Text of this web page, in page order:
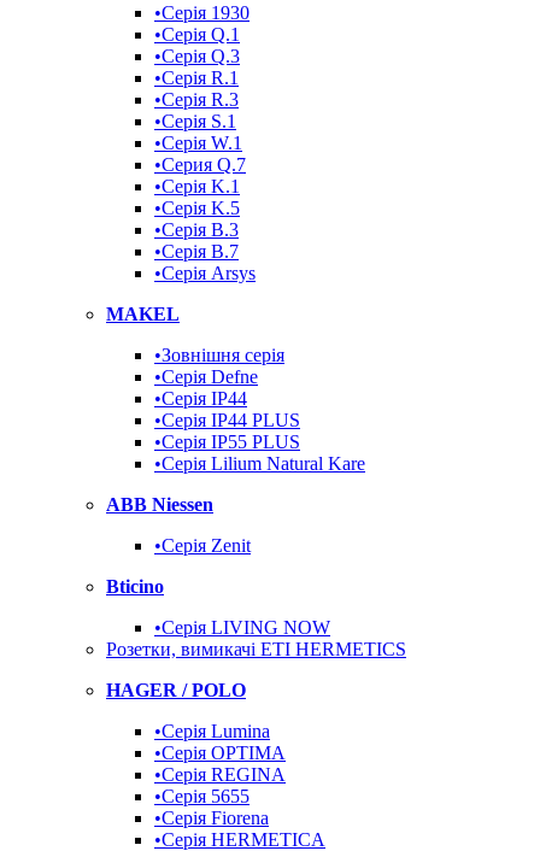
•Серія 1930
•Серія Q.1
•Серія Q.3
•Серія R.1
•Серія R.3
•Серія S.1
•Серія W.1
•Серия Q.7
•Серія K.1
•Серія K.5
•Серія B.3
•Серія B.7
•Серія Arsys
MAKEL
•Зовнішня серія
•Серія Defne
•Серія IP44
•Серія IP44 PLUS
•Серія IP55 PLUS
•Серія Lilium Natural Kare
ABB Niessen
•Серія Zenit
Bticino
•Серія LIVING NOW
Розетки, вимикачі ETI HERMETICS
HAGER / POLO
•Серія Lumina
•Серія OPTIMA
•Серія REGINA
•Серія 5655
•Серія Fiorena
•Серія HERMETICA